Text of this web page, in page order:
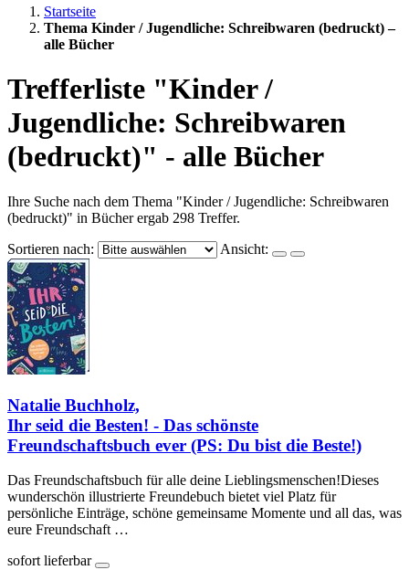
Startseite
Thema Kinder / Jugendliche: Schreibwaren (bedruckt) –
alle Bücher
Trefferliste "Kinder /
Jugendliche: Schreibwaren
(bedruckt)" - alle Bücher
Ihre Suche nach dem Thema "Kinder / Jugendliche: Schreibwaren
(bedruckt)" in Bücher ergab 298 Treffer.
Sortieren nach:
Ansicht:
Natalie Buchholz,
Ihr seid die Besten! - Das schönste
Freundschaftsbuch ever (PS: Du bist die Beste!)
Das Freundschaftsbuch für alle deine Lieblingsmenschen!Dieses
wunderschön illustrierte Freundebuch bietet viel Platz für
persönliche Einträge, schöne gemeinsame Momente und all das, was
eure Freundschaft …
sofort lieferbar